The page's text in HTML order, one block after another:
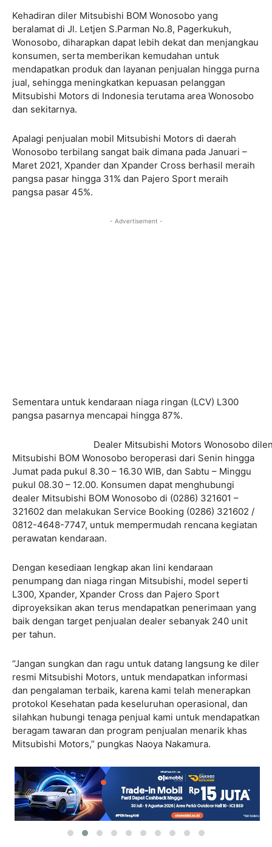
Kehadiran diler Mitsubishi BOM Wonosobo yang
beralamat di Jl. Letjen S.Parman No.8, Pagerkukuh,
Wonosobo, diharapkan dapat lebih dekat dan menjangkau
konsumen, serta memberikan kemudahan untuk
mendapatkan produk dan layanan penjualan hingga purna
jual, sehingga meningkatkan kepuasan pelanggan
Mitsubishi Motors di Indonesia terutama area Wonosobo
dan sekitarnya.
Apalagi penjualan mobil Mitsubishi Motors di daerah
Wonosobo terbilang sangat baik dimana pada Januari –
Maret 2021, Xpander dan Xpander Cross berhasil meraih
pangsa pasar hingga 31% dan Pajero Sport meraih
pangsa pasar 45%.
- Advertisement -
Sementara untuk kendaraan niaga ringan (LCV) L300
pangsa pasarnya mencapai hingga 87%.
Dealer Mitsubishi Motors Wonosobo
Mitsubishi BOM Wonosobo beroperasi dari Senin hingga
Jumat pada pukul 8.30 – 16.30 WIB, dan Sabtu – Minggu
pukul 08.30 – 12.00. Konsumen dapat menghubungi
dealer Mitsubishi BOM Wonosobo di (0286) 321601 –
321602 dan melakukan Service Booking (0286) 321602 /
0812-4648-7747, untuk mempermudah rencana kegiatan
perawatan kendaraan.
Dengan kesediaan lengkap akan lini kendaraan
penumpang dan niaga ringan Mitsubishi, model seperti
L300, Xpander, Xpander Cross dan Pajero Sport
diproyeksikan akan terus mendapatkan penerimaan yang
baik dengan target penjualan dealer sebanyak 240 unit
per tahun.
“Jangan sungkan dan ragu untuk datang langsung ke diler
resmi Mitsubishi Motors, untuk mendapatkan informasi
dan pengalaman terbaik, karena kami telah menerapkan
protokol Kesehatan pada keseluruhan operasional, dan
silahkan hubungi tenaga penjual kami untuk mendapatkan
beragam tawaran dan program penjualan menarik khas
Mitsubishi Motors,” pungkas Naoya Nakamura.